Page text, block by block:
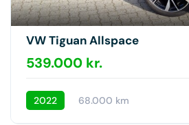
VW Tiguan Allspace
539.000 kr.
2022 68.000 km